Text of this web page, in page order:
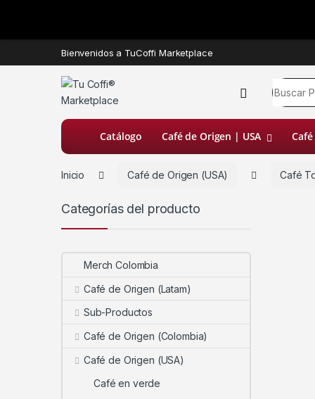
Bienvenidos a TuCoffi Marketplace
Catálogo Café de Origen | USA
Inicio Café de Origen (USA) Café
Categorías del producto
Merch Colombia
Café de Origen (Latam)
Sub-Productos
Café de Origen (Colombia)
Café de Origen (USA)
Café en verde